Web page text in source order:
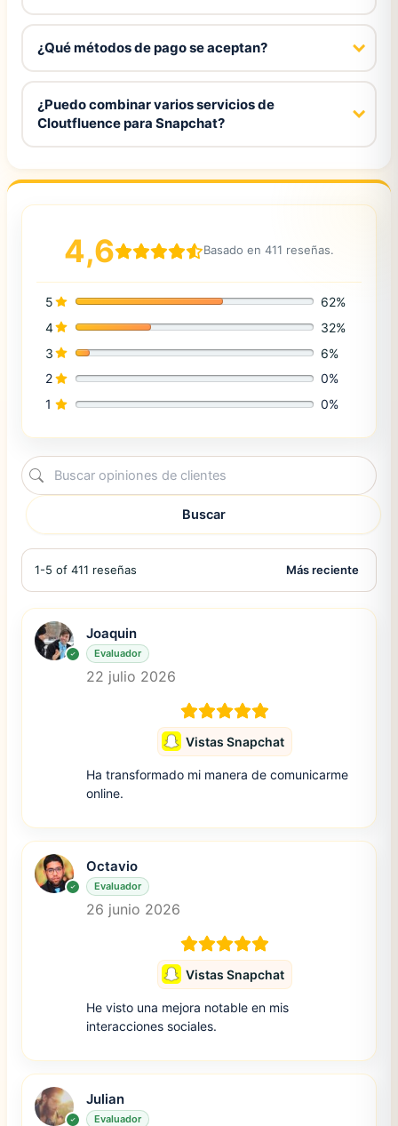
¿Qué métodos de pago se aceptan?
¿Puedo combinar varios servicios de
Cloutfluence para Snapchat?
4,6 Basado en 411 reseñas.
5
62%
4
32%
3
6%
2
0%
1
0%
Buscar
1-5 of 411 reseñas
Joaquin
Evaluador
22 julio 2026
Vistas Snapchat
Ha transformado mi manera de comunicarme
online.
Octavio
Evaluador
26 junio 2026
Vistas Snapchat
He visto una mejora notable en mis
interacciones sociales.
Julian
Evaluador